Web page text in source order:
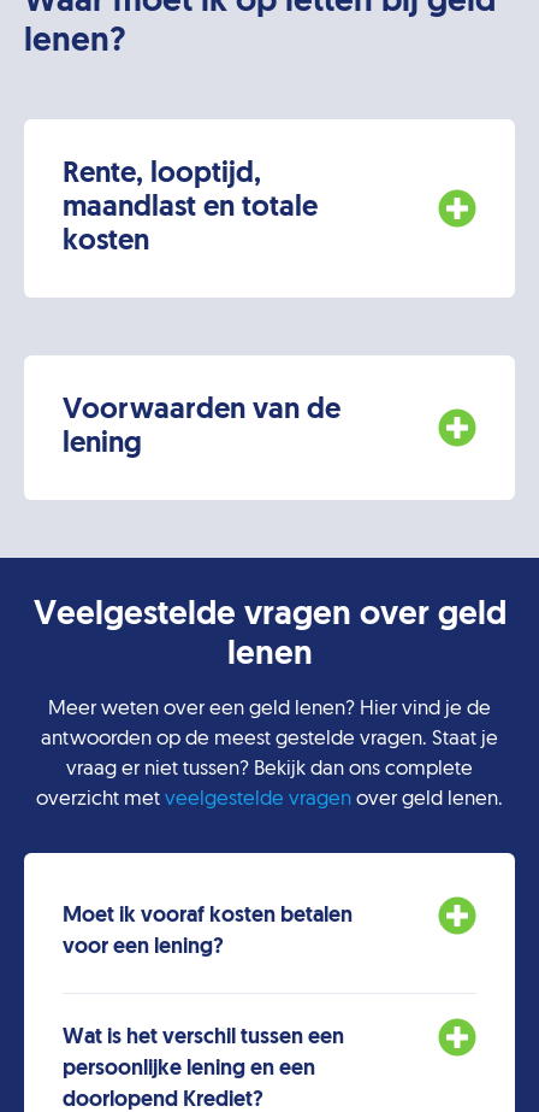
lenen?
Rente, looptijd,
maandlast en totale
kosten
Voorwaarden van de
lening
Veelgestelde vragen over geld
lenen
Meer weten over een geld lenen? Hier vind je de
antwoorden op de meest gestelde vragen. Staat je
vraag er niet tussen? Bekijk dan ons complete
overzicht met veelgestelde vragen over geld lenen.
Moet ik vooraf kosten betalen
voor een lening?
Wat is het verschil tussen een
persoonlijke lening en een
doorlopend Krediet?